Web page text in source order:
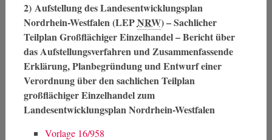
2) Aufstellung des Landesentwicklungsplan
Nordrhein-Westfalen (LEPNRW) – Sachlicher
Teilplan Großflächiger Einzelhandel – Bericht über
das Aufstellungsverfahren und Zusammenfassende
Erklärung, Planbegründung und Entwurf einer
Verordnung über den sachlichen Teilplan
großflächiger Einzelhandel zum
Landesentwicklungsplan Nordrhein-Westfalen
Vorlage 16/958